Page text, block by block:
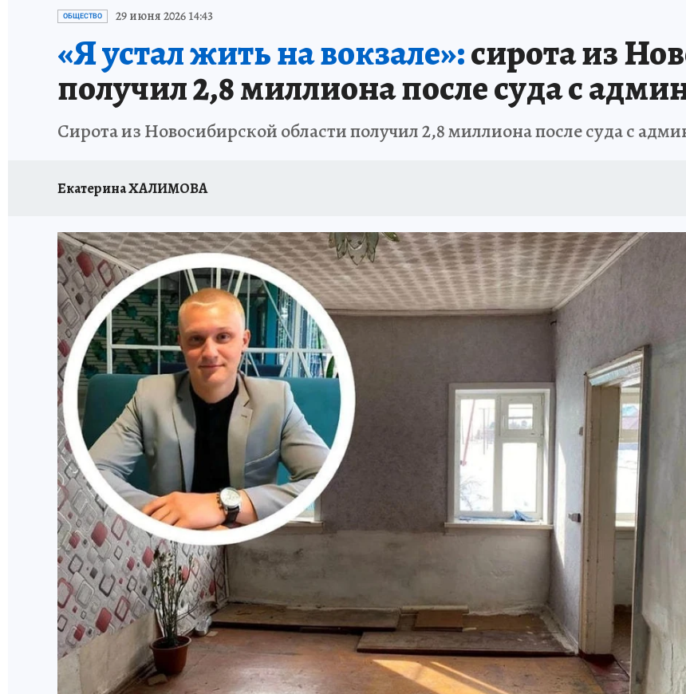
ОТДЫХ В РОССИИ
ОБЩЕСТВО 29 июня 2026 14:43
«Я устал жить на вокзале»:сирота из
получил 2,8 миллиона после суда с
Сирота из Новосибирской области получил 2,8 миллиона после суда с
Екатерина ХАЛИМОВА